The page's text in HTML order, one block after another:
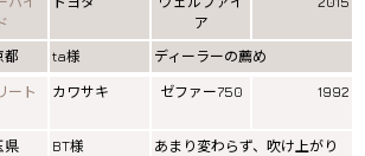
ア
都 ta様
ディーラーの薦め
ート カワサキ ゼファー750 1992
県 BT様
あまり変わらず、吹け上がり